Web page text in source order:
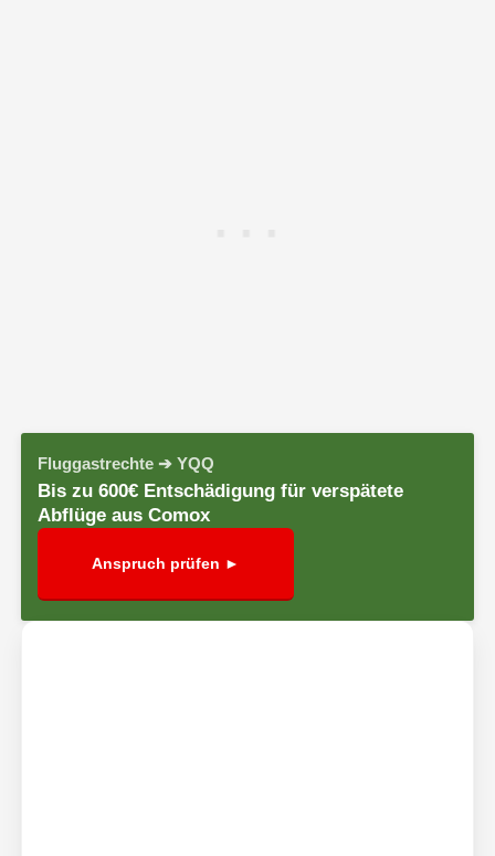
Fluggastrechte ➔ YQQ
Bis zu 600€ Entschädigung für verspätete
Abflüge aus Comox
Anspruch prüfen ►